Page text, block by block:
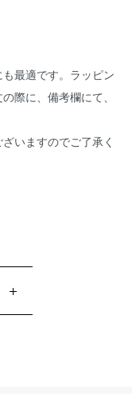
最適です。ラッピン
際に、備考欄にて、
いますのでご了承く